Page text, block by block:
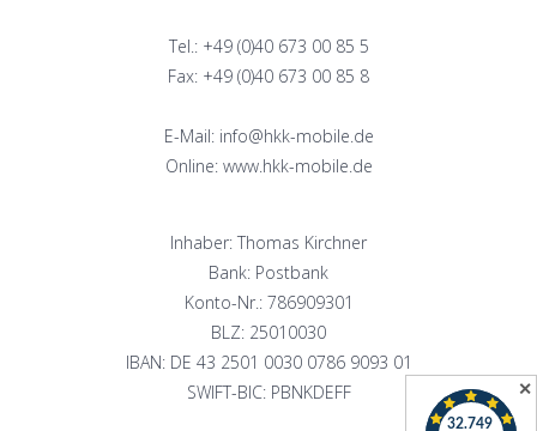
Tel.: +49 (0)40 673 00 85 5
Fax: +49 (0)40 673 00 85 8
E-Mail: info@hkk-mobile.de
Online: www.hkk-mobile.de
Inhaber: Thomas Kirchner
Bank: Postbank
Konto-Nr.: 786909301
BLZ: 25010030
IBAN: DE 43 2501 0030 0786 9093 01
SWIFT-BIC: PBNKDEFF
✕